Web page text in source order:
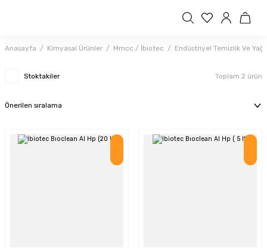
Anasayfa Kimyasal Ürünler Mmcc / İbiotec Endüstriyel Temizlik Ve Yağ
Stoktakiler Toplam 2 ürün